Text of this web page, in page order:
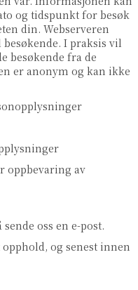
og tidspunkt for besøk
din. Webserveren
I praksis vil
besøkende fra de
er anonym og kan ikke
oppbevaring av
oss en e-post.
og senest innen